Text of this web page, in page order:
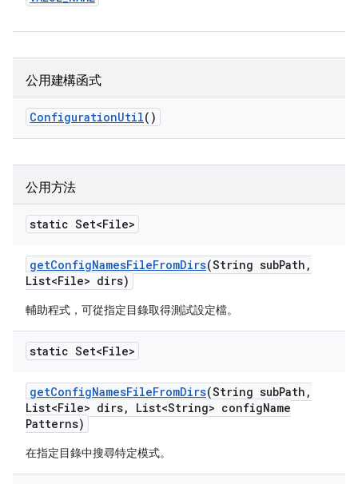
公用建構函式
ConfigurationUtil()
公用方法
static Set<File>
getConfigNamesFileFromDirs(String subPath ,
List<File> dirs)
輔助程式，可從指定目錄取得測試設定檔。
static Set<File>
getConfigNamesFileFromDirs(String subPath ,
List<File> dirs, List<String> configName
Patterns)
在指定目錄中搜尋特定模式。